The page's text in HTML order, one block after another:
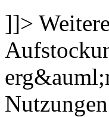
]]>